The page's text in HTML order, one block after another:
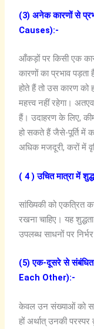
(3) अनेक कारणों से
Causes):-
आँकड़ों पर किसी एक
कारणों का प्रभाव
होते हैं तो उस कारण को
महत्त्व नहीं रहेगा।
हैं। उदाहरण के लिए,
हो सकते हैं जैसे-पूर्ति में
अधिक मजदूरी, करों में
( 4 ) उचित मात्रा में
सांख्यिकी को एकत्रित
रखना चाहिए। यह
उपलब्ध साधनों पर
(5) एक-दूसरे से
Each Other):-
केवल उन संख्याओं को
हों अर्थात् उनकी